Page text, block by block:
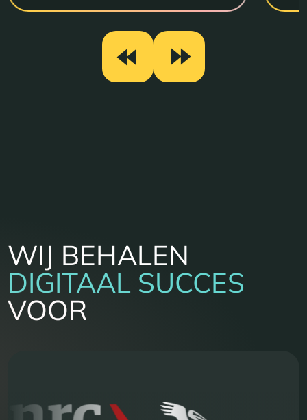
WIJ BEHALEN
DIGITAAL SUCCES
VOOR